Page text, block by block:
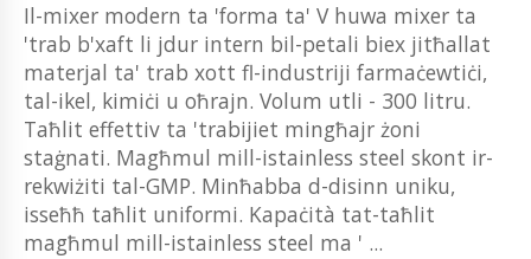
Il-mixer modern ta 'forma ta' V huwa mixer ta
'trab b'xaft li jdur intern bil-petali biex jitħallat
materjal ta' trab xott fl-industriji farmaċewtiċi,
tal-ikel, kimiċi u oħrajn. Volum utli - 300 litru.
Taħlit effettiv ta 'trabijiet mingħajr żoni
staġnati. Magħmul mill-istainless steel skont ir-
rekwiżiti tal-GMP. Minħabba d-disinn uniku,
isseħħ taħlit uniformi. Kapaċità tat-taħlit
magħmul mill-istainless steel ma ' ...